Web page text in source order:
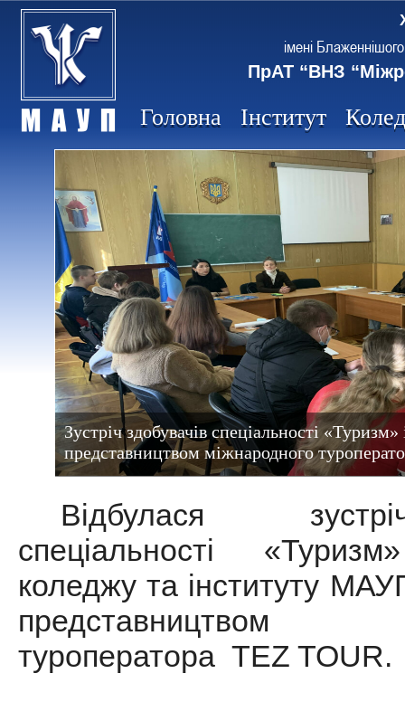
імені
ПрАТ “ВНЗ
Головна Інститут
Зустріч здобувачів спеціальності
представництвом міжнародного
Відбулася
спеціальності
коледжу та інституту
представництвом
туроператора TEZ TOUR.